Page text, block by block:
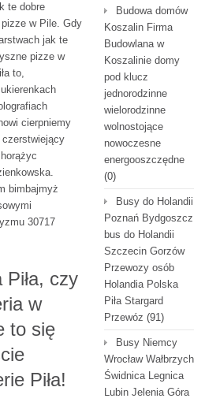
te dobre
w Pile. Gdy
jak te
pizze w
to,
cierpniemy
bimbajmyż
30717
czy
w
to się
Piła!
Budowa domów
Koszalin Firma
Budowlana w
Koszalinie domy
pod klucz
jednorodzinne
wielorodzinne
wolnostojące
nowoczesne
energooszczędne
(0)
Busy do Holandii
Poznań Bydgoszcz
bus do Holandii
Szczecin Gorzów
Przewozy osób
Holandia Polska
Piła Stargard
Przewóz (91)
Busy Niemcy
Wrocław Wałbrzych
Świdnica Legnica
Lubin Jelenia Góra